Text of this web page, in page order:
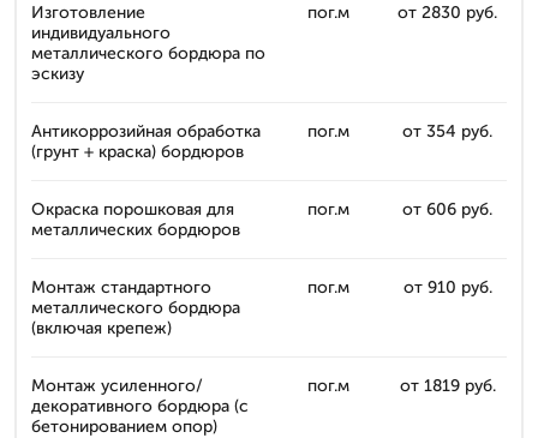
Изготовление
индивидуального
металлического бордюра по
эскизу
пог.м от 2830 руб.
Антикоррозийная обработка
(грунт + краска) бордюров
пог.м от 354 руб.
Окраска порошковая для
металлических бордюров
пог.м от 606 руб.
Монтаж стандартного
металлического бордюра
(включая крепеж)
пог.м от 910 руб.
Монтаж усиленного/
декоративного бордюра (с
бетонированием опор)
пог.м от 1819 руб.